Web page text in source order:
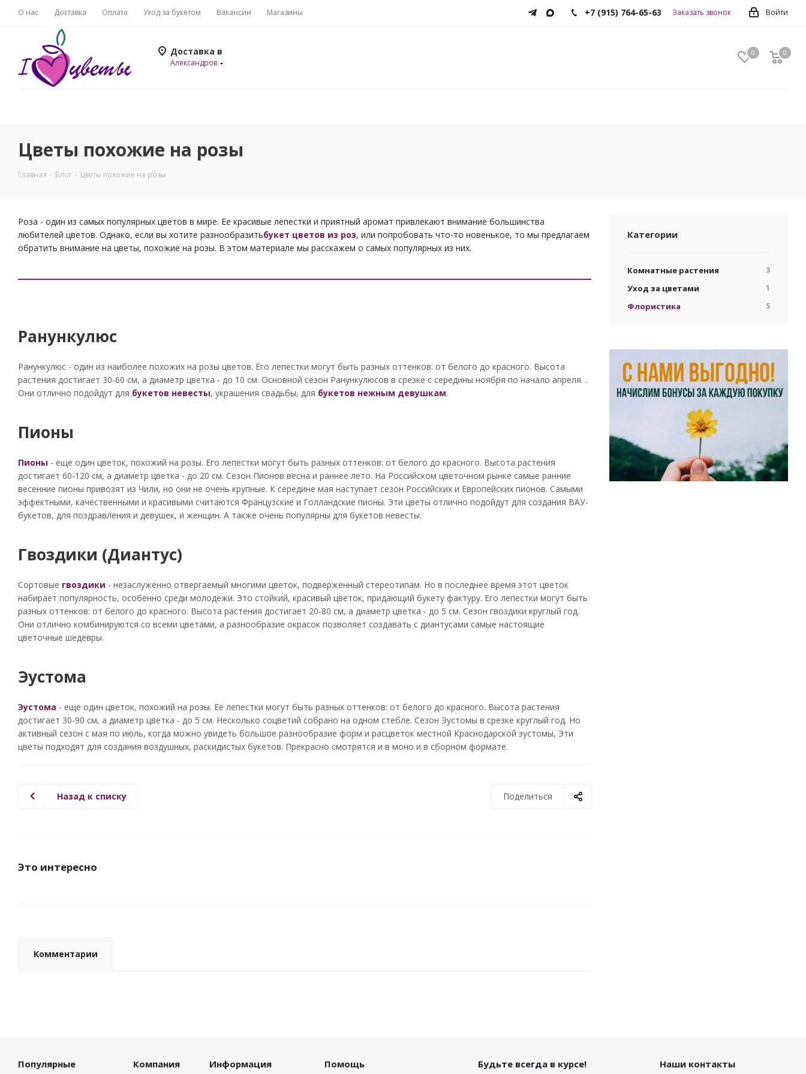
О нас Доставка Оплата Уход за букетом Вакансии Магазины Войти
+7 (915) 764-65-63 Заказать звонок
Доставка в
Александров
0 0
0
Цветы похожие на розы
Главная - Блог - Цветы похожие на розы
Роза - один из самых популярных цветов в мире. Ее красивые лепестки и приятный аромат привлекают внимание большинства
любителей цветов. Однако, если вы хотите разнообразитьбукет цветов из роз, или попробовать что-то новенькое, то мы предлагаем
обратить внимание на цветы, похожие на розы. В этом материале мы расскажем о самых популярных из них.
Ранункулюс
Ранункулюс - один из наиболее похожих на розы цветов. Его лепестки могут быть разных оттенков: от белого до красного. Высота
растения достигает 30-60 см, а диаметр цветка - до 10 см. Основной сезон Ранункулюсов в срезке с середины ноября по начало апреля. .
Они отлично подойдут для букетов невесты, украшения свадьбы, для букетов нежным девушкам.
Пионы
Пионы - еще один цветок, похожий на розы. Его лепестки могут быть разных оттенков: от белого до красного. Высота растения
достигает 60-120 см, а диаметр цветка - до 20 см. Сезон Пионов весна и раннее лето. На Российском цветочном рынке самые ранние
весенние пионы привозят из Чили, но они не очень крупные. К середине мая наступает сезон Российских и Европейских пионов. Самыми
эффектными, качественными и красивыми считаются Французские и Голландские пионы. Эти цветы отлично подойдут для создания ВАУ-
букетов, для поздравления и девушек, и женщин. А также очень популярны для букетов невесты.
Гвоздики (Диантус)
Сортовые гвоздики - незаслуженно отвергаемый многими цветок, подверженный стереотипам. Но в последнее время этот цветок
набирает популярность, особенно среди молодежи. Это стойкий, красивый цветок, придающий букету фактуру. Его лепестки могут быть
разных оттенков: от белого до красного. Высота растения достигает 20-80 см, а диаметр цветка - до 5 см. Сезон гвоздики круглый год.
Они отлично комбинируются со всеми цветами, а разнообразие окрасок позволяет создавать с диантусами самые настоящие
цветочные шедевры.
Эустома
Эустома - еще один цветок, похожий на розы. Её лепестки могут быть разных оттенков: от белого до красного. Высота растения
достигает 30-90 см, а диаметр цветка - до 5 см. Несколько соцветий собрано на одном стебле. Сезон Эустомы в срезке круглый год. Но
активный сезон с мая по июль, когда можно увидеть большое разнообразие форм и расцветок местной Краснодарской эустомы, Эти
цветы подходят для создания воздушных, раскидистых букетов. Прекрасно смотрятся и в моно и в сборном формате.
Поделиться
Назад к списку
Это интересно
Комментарии
Категории
Комнатные растения 3
Уход за цветами 1
Флористика 5
Популярные
Компания Информация Помощь Будьте всегда в курсе! Наши контакты